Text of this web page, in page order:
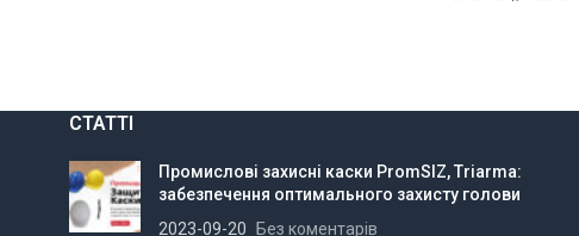
СТАТТІ
Промислові захисні каски PromSIZ, Triarma:
забезпечення оптимального захисту голови
2023-09-20
Без коментарів